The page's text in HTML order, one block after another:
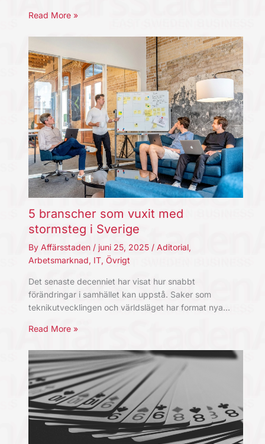
Read More »
5 branscher som vuxit med
stormsteg i Sverige
By Affärsstaden / juni 25, 2025 / Aditorial,
Arbetsmarknad, IT, Övrigt
Det senaste decenniet har visat hur snabbt
förändringar i samhället kan uppstå. Saker som
teknikutvecklingen och världsläget har format nya…
Read More »